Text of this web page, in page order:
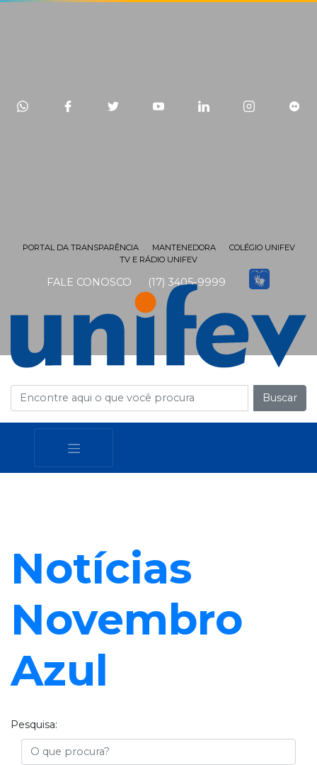
FALE CONOSCO (17) 3405-9999
PORTAL DA TRANSPARÊNCIA MANTENEDORA
COLÉGIO UNIFEV
TV E RÁDIO UNIFEV
Buscar
Notícias
Novembro
Azul
Pesquisa:
Busca